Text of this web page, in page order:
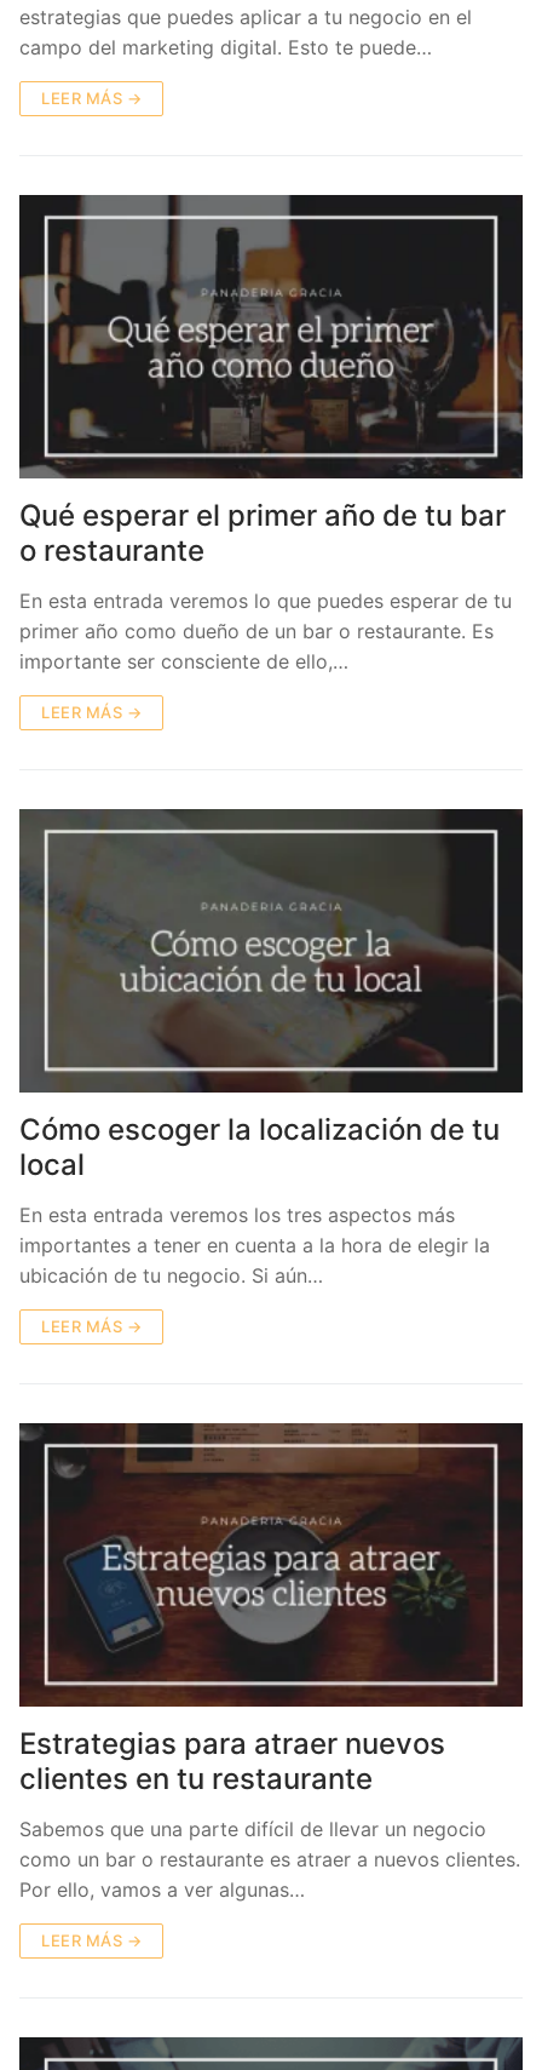
estrategias que puedes aplicar a tu negocio en el
campo del marketing digital. Esto te puede…
LEER MÁS →
Qué esperar el primer año de tu bar
o restaurante
En esta entrada veremos lo que puedes esperar de tu
primer año como dueño de un bar o restaurante. Es
importante ser consciente de ello,…
LEER MÁS →
Cómo escoger la localización de tu
local
En esta entrada veremos los tres aspectos más
importantes a tener en cuenta a la hora de elegir la
ubicación de tu negocio. Si aún…
LEER MÁS →
Estrategias para atraer nuevos
clientes en tu restaurante
Sabemos que una parte difícil de llevar un negocio
como un bar o restaurante es atraer a nuevos clientes.
Por ello, vamos a ver algunas…
LEER MÁS →